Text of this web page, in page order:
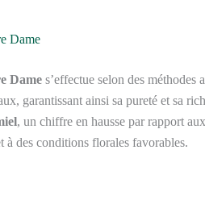
Dame
Dame s’effectue selon des méthodes
garantissant ainsi sa pureté et sa
, un chiffre en hausse par rapport
à des conditions florales favorables.